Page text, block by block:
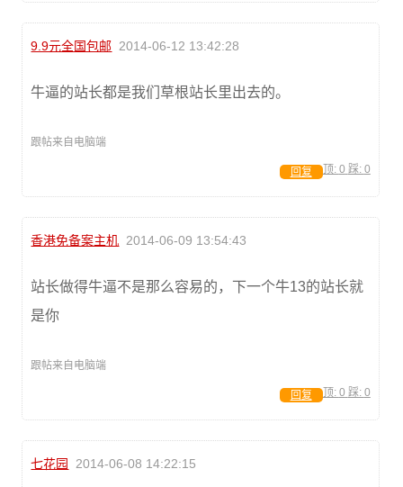
9.9元全国包邮 2014-06-12 13:42:28
牛逼的站长都是我们草根站长里出去的。
跟帖来自电脑端
顶: 0 踩: 0
回复
香港免备案主机 2014-06-09 13:54:43
站长做得牛逼不是那么容易的，下一个牛13的站长就
是你
跟帖来自电脑端
顶: 0 踩: 0
回复
七花园 2014-06-08 14:22:15